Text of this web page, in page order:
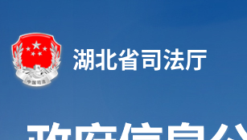
湖北省司法厅